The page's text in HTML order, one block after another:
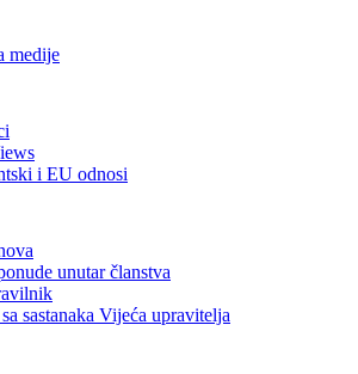
medije
i EU odnosi
unutar članstva
sastanaka Vijeća upravitelja